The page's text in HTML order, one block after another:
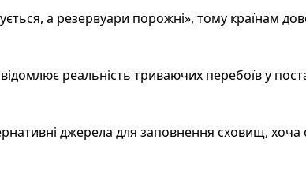
а резервуари порожні», тому країнам
реальність триваючих перебоїв у
джерела для заповнення сховищ, хоча